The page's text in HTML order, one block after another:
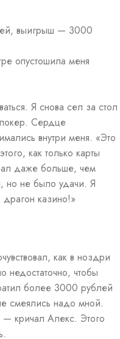
выигрыш — 3000
опустошилa меня
Я снова сел за стол
Сердце
внутри меня. «Это
как только карты
даже больше, чем
не было удачи. Я
казино!»
как в ноздри
недостаточно, чтобы
более 3000 рублей
смеялись надо мной.
— кричал Алекс. Этого